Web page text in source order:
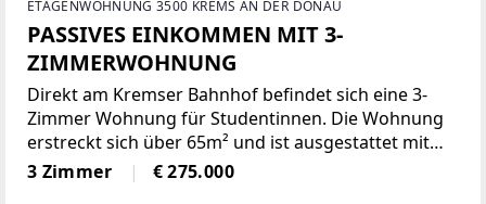
ETAGENWOHNUNG 3500 KREMS AN DER DONAU
PASSIVES EINKOMMEN MIT 3-
ZIMMERWOHNUNG
Direkt am Kremser Bahnhof befindet sich eine 3-
Zimmer Wohnung für Studentinnen. Die Wohnung
erstreckt sich über 65m² und ist ausgestattet mit
Küche, Geschirrspüler, Kühl-und Gefrierschrank
sowie Internet. Ideal für junge, studierende Frauen,
3 Zimmer € 275.000